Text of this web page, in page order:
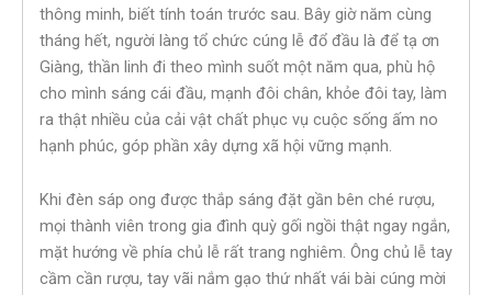
thông minh, biết tính toán trước sau. Bây giờ năm cùng
tháng hết, người làng tổ chức cúng lễ đổ đầu là để tạ ơn
Giàng, thần linh đi theo mình suốt một năm qua, phù hộ
cho mình sáng cái đầu, mạnh đôi chân, khỏe đôi tay, làm
ra thật nhiều của cải vật chất phục vụ cuộc sống ấm no
hạnh phúc, góp phần xây dựng xã hội vững mạnh.
Khi đèn sáp ong được thắp sáng đặt gần bên ché rượu,
mọi thành viên trong gia đình quỳ gối ngồi thật ngay ngắn,
mặt hướng về phía chủ lễ rất trang nghiêm. Ông chủ lễ tay
cầm cần rượu, tay vãi nắm gạo thứ nhất vái bài cúng mời